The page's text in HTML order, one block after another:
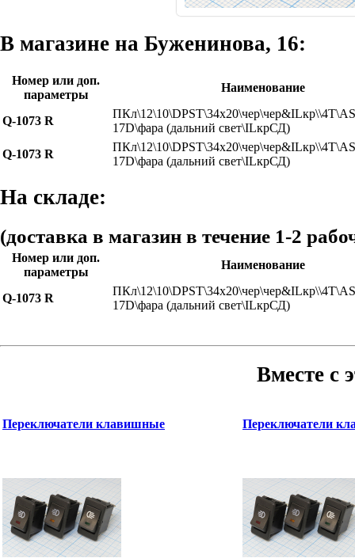
В магазине на Буженинова, 16:
Номер или доп.
параметры
Наименование
Q-1073 R
17D\фара (дальний свет\ILкрСД)
Q-1073 R
17D\фара (дальний свет\ILкрСД)
На складе:
(доставка в магазин в течение 1-2
Номер или доп.
параметры
Наименование
Q-1073 R
17D\фара (дальний свет\ILкрСД)
Вместе с
Переключатели клавишные Переключатели